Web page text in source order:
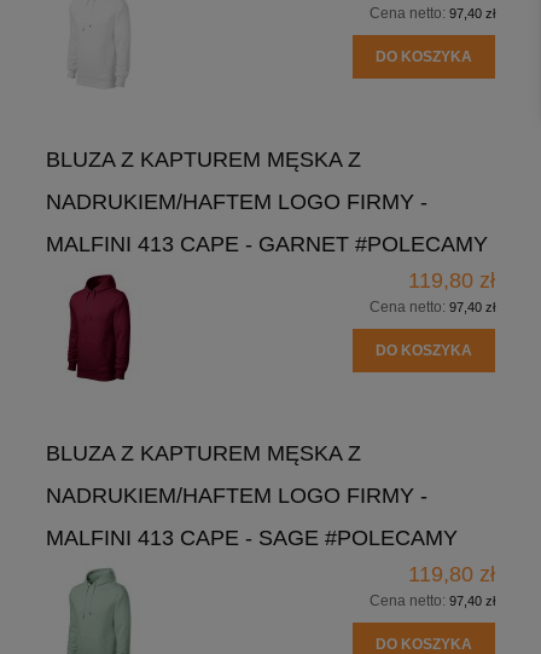
Cena netto: 97,40 zł
DO KOSZYKA
BLUZA Z KAPTUREM MĘSKA Z
NADRUKIEM/HAFTEM LOGO FIRMY -
MALFINI 413 CAPE - GARNET #POLECAMY
119,80 zł
Cena netto: 97,40 zł
DO KOSZYKA
BLUZA Z KAPTUREM MĘSKA Z
NADRUKIEM/HAFTEM LOGO FIRMY -
MALFINI 413 CAPE - SAGE #POLECAMY
119,80 zł
Cena netto: 97,40 zł
DO KOSZYKA